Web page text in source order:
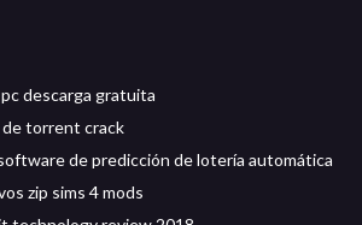
descarga gratuita
de torrent crack
de predicción de lotería automática
zip sims 4 mods